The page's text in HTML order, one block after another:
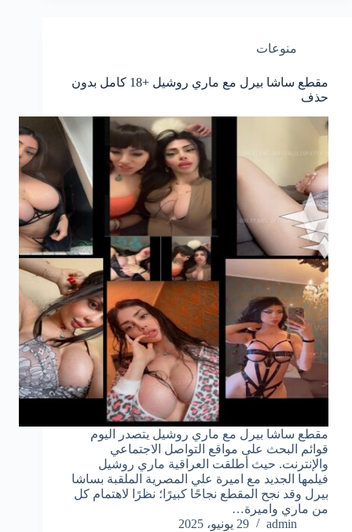
منوعات
مقطع ساشا بيرل مع ماري روشيل +18 كامل بدون
حذف
مقطع ساشا بيرل مع ماري روشيل يتصدر اليوم
قوائم البحث على مواقع التواصل الاجتماعي
والإنترنت. حيث أطلقت العراقية ماري روشيل
فيلمها الجديد مع اميرة علي المصرية الملقبة بساشا
بيرل وقد نجح المقطع نجاحًا كبيرًا؛ نظرًا لاهتمام كل
من ماري واميرة…
admin
29 يونيو، 2025